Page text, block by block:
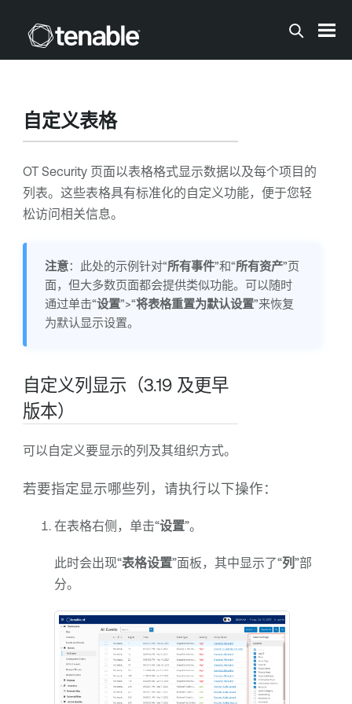
自定义表格
OT Security页面以表格格式显示数据以及每个项目的
列表。这些表格具有标准化的自定义功能，便于您轻
松访问相关信息。
注意：此处的示例针对“所有事件”和“所有资产”页
面，但大多数页面都会提供类似功能。可以随时
通过单击“设置”>“将表格重置为默认设置”来恢复
为默认显示设置。
自定义列显示（3.19 及更早
版本）
可以自定义要显示的列及其组织方式。
若要指定显示哪些列，请执行以下操作：
在表格右侧，单击“设置”。
此时会出现“表格设置”面板，其中显示了“列 ”部
分。